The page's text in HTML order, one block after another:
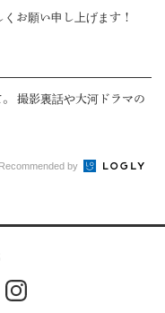
お願い申し上げます！
撮影裏話や大河ドラマの
Recommended by